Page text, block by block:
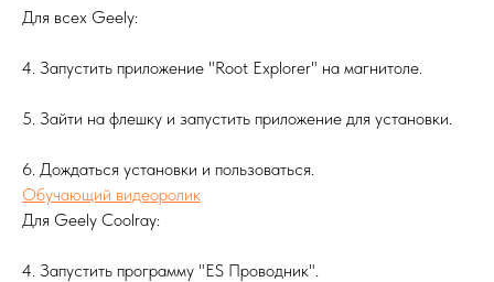
Для всех Geely:
4. Запустить приложение "Root Explorer" на магнитоле.
5. Зайти на флешку и запустить приложение для установки.
6. Дождаться установки и пользоваться.
Обучающий видеоролик
Для Geely Coolray:
4. Запустить программу "ES Проводник".